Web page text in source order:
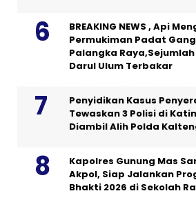
BREAKING NEWS , Api
Permukiman Padat
Palangka Raya,Sejumlah
Darul Ulum Terbakar
Penyidikan Kasus
Tewaskan 3 Polisi di
Diambil Alih Polda
Kapolres Gunung Mas
Akpol, Siap Jalankan
Bhakti 2026 di Sekolah